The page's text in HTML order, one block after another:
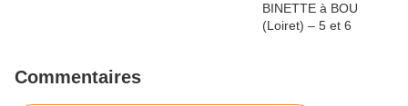
Commentaires